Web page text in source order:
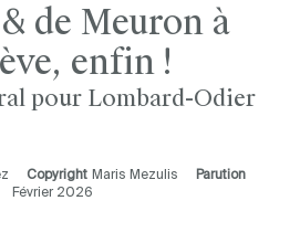
de Meuron à
enfin !
pour Lombard-Odier
Copyright Maris Mezulis
Parution
Février 2026